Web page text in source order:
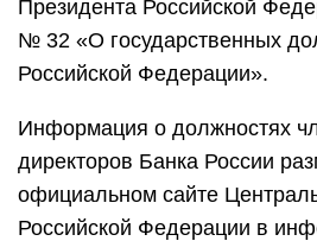
Президента Российской
№ 32 «О государственных
Российской Федерации».
Информация о должностях
директоров Банка России
официальном сайте
Российской Федерации в